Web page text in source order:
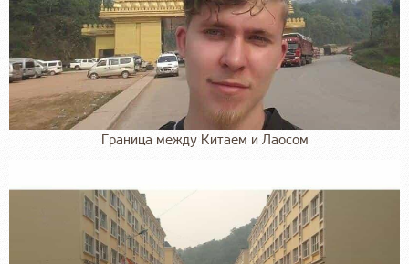
Граница между Китаем и Лаосом